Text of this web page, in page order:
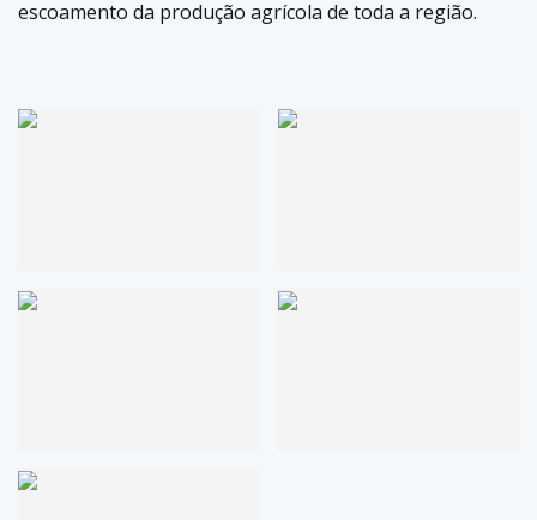
escoamento da produção agrícola de toda a região.